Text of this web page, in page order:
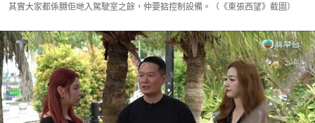
其實大家都係嬲佢哋入駕駛室之餘，仲要掂控制設備。（《東張西望》截圖）